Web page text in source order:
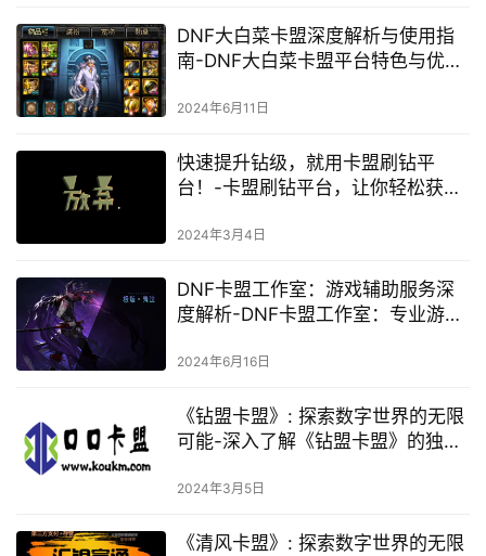
DNF大白菜卡盟深度解析与使用指
南-DNF大白菜卡盟平台特色与优势
2024年6月11日
快速提升钻级，就用卡盟刷钻平
台！-卡盟刷钻平台，让你轻松获取
2024年3月4日
DNF卡盟工作室：游戏辅助服务深
度解析-DNF卡盟工作室：专业游戏
2024年6月16日
《钻盟卡盟》: 探索数字世界的无限
可能-深入了解《钻盟卡盟》的独特
2024年3月5日
《清风卡盟》: 探索数字世界的无限